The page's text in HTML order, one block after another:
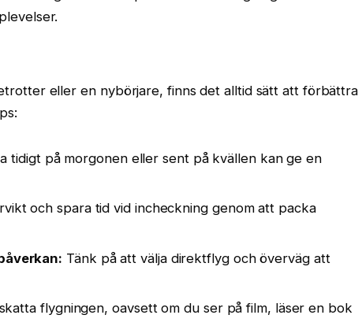
eller en nybörjare, finns det alltid sätt att förbättra
tidigt på morgonen eller sent på kvällen kan ge en
och spara tid vid incheckning genom att packa
Tänk på att välja direktflyg och överväg att
flygningen, oavsett om du ser på film, läser en bok